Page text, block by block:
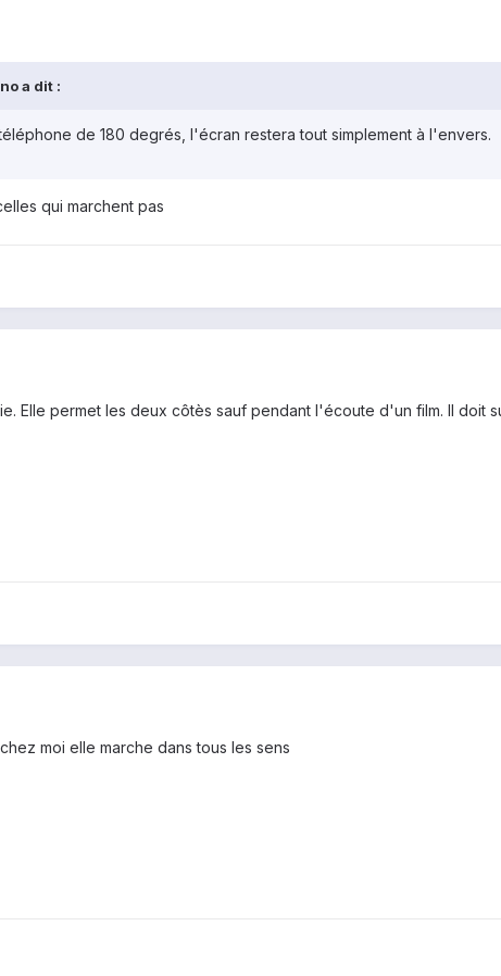
a dit :
de 180 degrés, l'écran restera tout simplement à l'envers.
qui marchent pas
Elle permet les deux côtès sauf pendant l'écoute d'un film. Il doit
moi elle marche dans tous les sens